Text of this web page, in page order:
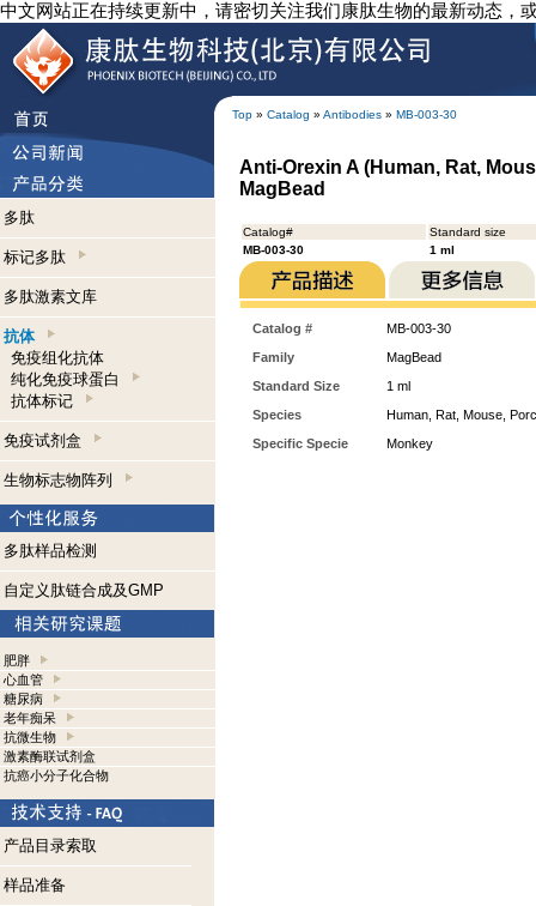
中文网站正在持续更新中，请密切关注我们康肽生物的最新动态，
Top » Catalog » Antibodies » MB-003-30
多肽
标记多肽
多肽激素文库
抗体
免疫组化抗体
纯化免疫球蛋白
抗体标记
免疫试剂盒
生物标志物阵列
多肽样品检测
自定义肽链合成及GMP
肥胖
心血管
糖尿病
老年痴呆
抗微生物
激素酶联试剂盒
抗癌小分子化合物
产品目录索取
样品准备
Anti-Orexin A (Human, Rat,
MagBead
Catalog#
Standard size
MB-003-30
1 ml
Catalog #
MB-003-30
Family
MagBead
Standard Size
1 ml
Species
Human, Rat, Mouse,
Specific Specie
Monkey